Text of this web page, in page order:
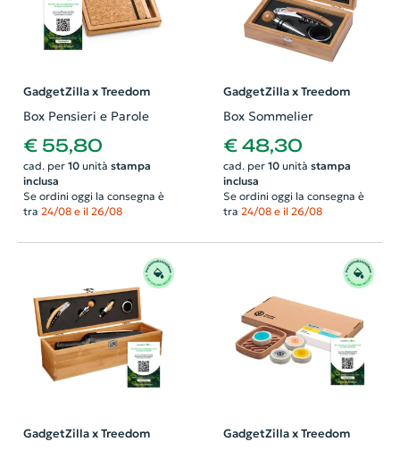
GadgetZilla x Treedom
Box Pensieri e Parole
€ 55,80
cad. per 10unità stampa
inclusa
Se ordini oggi la consegna è
tra 24/08 e il 26/08
GadgetZilla x Treedom
Box Sommelier
€ 48,30
cad. per 10unità stampa
inclusa
Se ordini oggi la consegna è
tra 24/08 e il 26/08
GadgetZilla x Treedom GadgetZilla x Treedom